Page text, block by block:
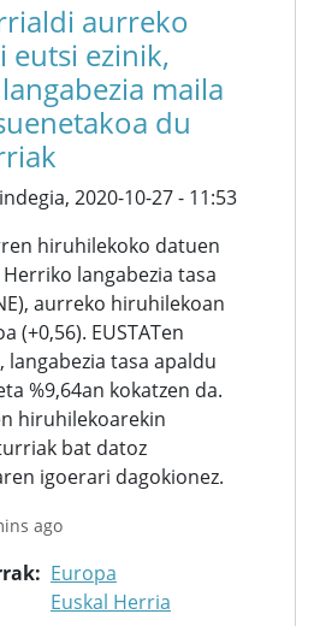
aurreko
eutsi ezinik,
maila
du
2020-10-27 - 11:53
hiruhilekoko datuen
langabezia tasa
aurreko hiruhilekoan
(+0,56). EUSTATen
langabezia tasa apaldu
%9,64an kokatzen da.
hiruhilekoarekin
bat datoz
igoerari dagokionez.
ago
Europa
Euskal Herria